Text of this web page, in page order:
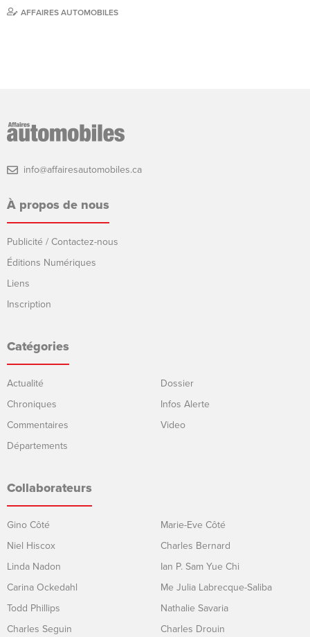
AFFAIRES AUTOMOBILES
info@affairesautomobiles.ca
À propos de nous
Publicité / Contactez-nous
Éditions Numériques
Liens
Inscription
Catégories
Actualité
Chroniques
Commentaires
Départements
Dossier
Infos Alerte
Video
Collaborateurs
Gino Côté
Niel Hiscox
Linda Nadon
Carina Ockedahl
Todd Phillips
Charles Seguin
Marie-Eve Côté
Charles Bernard
Ian P. Sam Yue Chi
Me Julia Labrecque-Saliba
Nathalie Savaria
Charles Drouin